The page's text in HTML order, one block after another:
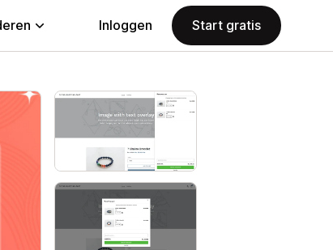
Inloggen Start gratis